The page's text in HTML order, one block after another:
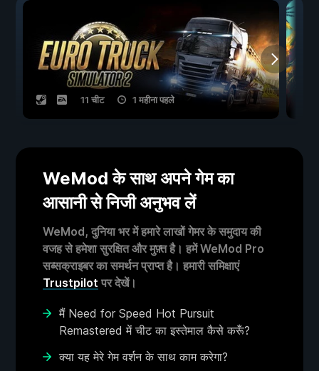
11 चीट 1 महीना पहले
WeMod के साथ अपने गेम का
आसानी से निजी अनुभव लें
WeMod, दुनिया भर में हमारे लाखों गेमर के समुदाय की
वजह से हमेशा सुरक्षित और मुफ़्त है। हमें WeMod Pro
सब्सक्राइबर का समर्थन प्राप्त है। हमारी समिक्षाएं
Trustpilot पर देखें।
मैं Need for Speed Hot Pursuit
Remastered में चीट का इस्तेमाल कैसे करूँ?
क्या यह मेरे गेम वर्शन के साथ काम करेगा?